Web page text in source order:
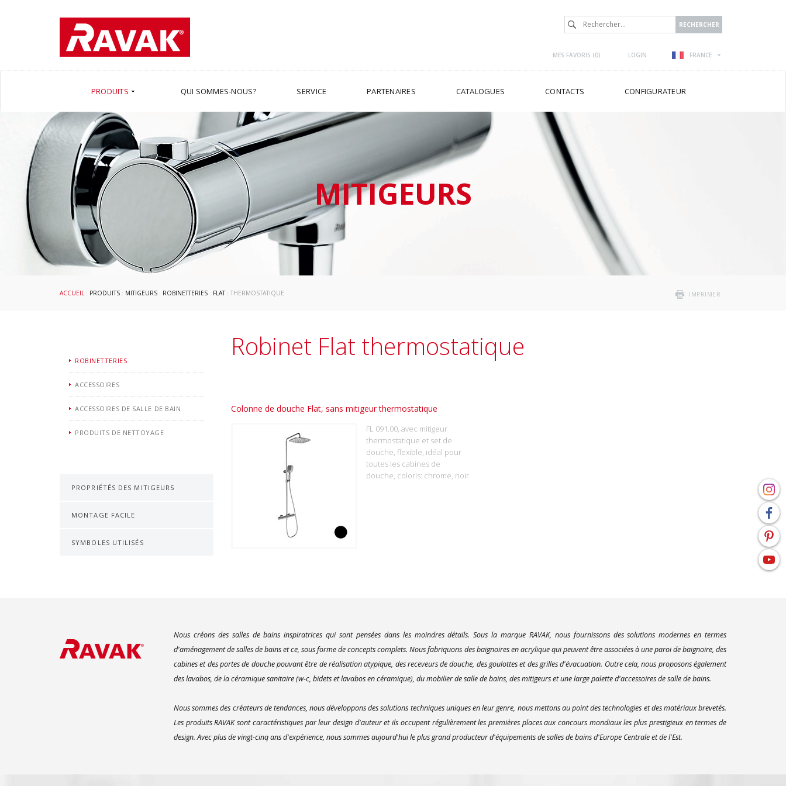
MES FAVORIS (0) LOGIN FRANCE
PRODUITS QUI SOMMES-NOUS? SERVICE PARTENAIRES CATALOGUES CONTACTS CONFIGURATEUR
MITIGEURS
IMPRIMER
ACCUEIL : PRODUITS : MITIGEURS : ROBINETTERIES : FLAT: THERMOSTATIQUE
ROBINETTERIES
ACCESSOIRES
ACCESSOIRES DE SALLE DE BAIN
PRODUITS DE NETTOYAGE
PROPRIÉTÉS DES MITIGEURS
MONTAGE FACILE
SYMBOLES UTILISÉS
Robinet Flat thermostatique
Colonne de douche Flat, sans mitigeur thermostatique
FL 091.00, avec mitigeur
thermostatique et set de
douche, flexible, idéal pour
toutes les cabines de
douche, coloris: chrome, noir
Nous créons des salles de bains inspiratrices qui sont pensées dans les moindres détails. Sous la marque RAVAK, nous fournissons des solutions modernes en termes
d'aménagement de salles de bains et ce, sous forme de concepts complets. Nous fabriquons des baignoires en acrylique qui peuvent être associées à une paroi de baignoire, des
cabines et des portes de douche pouvant être de réalisation atypique, des receveurs de douche, des goulottes et des grilles d'évacuation. Outre cela, nous proposons également
des lavabos, de la céramique sanitaire (w-c, bidets et lavabos en céramique), du mobilier de salle de bains, des mitigeurs et une large palette d'accessoires de salle de bains.
Nous sommes des créateurs de tendances, nous développons des solutions techniques uniques en leur genre, nous mettons au point des technologies et des matériaux brevetés.
Les produits RAVAK sont caractéristiques par leur design d'auteur et ils occupent régulièrement les premières places aux concours mondiaux les plus prestigieux en termes de
design. Avec plus de vingt-cinq ans d'expérience, nous sommes aujourd'hui le plus grand producteur d'équipements de salles de bains d'Europe Centrale et de l'Est.